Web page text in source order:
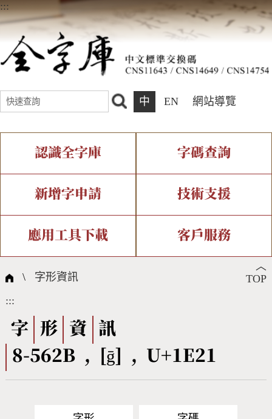
:::
中 EN 網站導覽
認識全字庫
全字庫介紹 全字庫現況
中文碼介紹 專有名詞介紹
國際字碼相關組織
字碼查詢
IDS查詢 部件查詢
複合查詢 注音查詢
筆畫查詢
筆順序查詢
CNS查詢 Unicode查詢
新增字申請
新字申請處理流程
技術支援
字形即時顯示 造字解決方案
全字庫授權 轉碼Web Service
應用工具下載
個人電腦造字處理工具
字形下載
客戶服務
問題集
熱門查詢統計
︿
TOP
\ 字形資訊
:::
字 形 資
訊
8-562B , [ḡ] , U+1E21